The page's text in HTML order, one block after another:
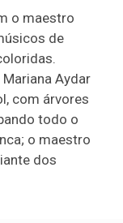
o maestro
de
Aydar
com árvores
todo o
o maestro
dos